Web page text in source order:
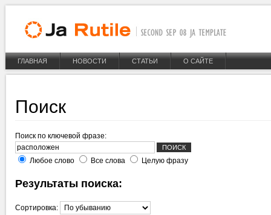
ГЛАВНАЯ НОВОСТИ СТАТЬИ О САЙТЕ
Поиск
Поиск по ключевой фразе:
Любое слово Все слова Целую фразу
Результаты поиска:
Сортировка: